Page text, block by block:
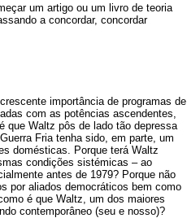
um artigo ou um livro de teoria
a concordar, concordar
crescente importância de programas de
com as potências ascendentes,
que Waltz pôs de lado tão depressa
Fria tenha sido, em parte, um
domésticas. Porque terá Waltz
condições sistémicas – ao
antes de 1979? Porque não
por aliados democráticos bem como
é que Waltz, um dos maiores
contemporâneo (seu e nosso)?